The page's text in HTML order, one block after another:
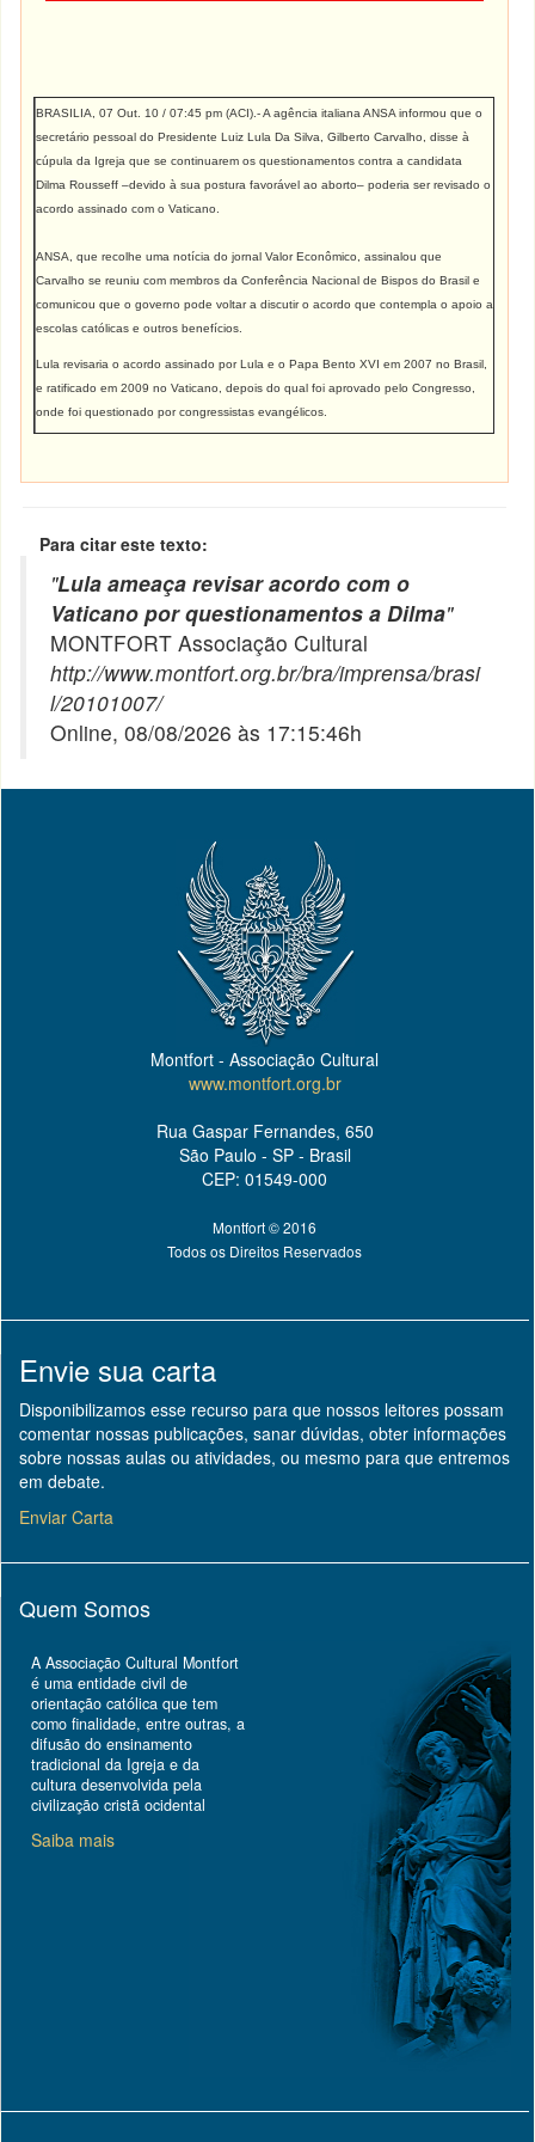
BRASILIA, 07 Out. 10 / 07:45 pm (ACI) .- A agência italiana ANSA informou que o
secretário pessoal do Presidente Luiz Lula Da Silva, Gilberto Carvalho, disse à
cúpula da Igreja que se continuarem os questionamentos contra a candidata
Dilma Rousseff –devido à sua postura favorável ao aborto– poderia ser revisado o
acordo assinado com o Vaticano.
ANSA, que recolhe uma notícia do jornal Valor Econômico, assinalou que
Carvalho se reuniu com membros da Conferência Nacional de Bispos do Brasil e
comunicou que o governo pode voltar a discutir o acordo que contempla o apoio a
escolas católicas e outros benefícios.
Lula revisaria o acordo assinado por Lula e o Papa Bento XVI em 2007 no Brasil,
e ratificado em 2009 no Vaticano, depois do qual foi aprovado pelo Congresso,
onde foi questionado por congressistas evangélicos.
Para citar este texto:
"Lula ameaça revisar acordo com o
Vaticano por questionamentos a Dilma"
MONTFORT Associação Cultural
http://www.montfort.org.br/bra/imprensa/brasi
l/20101007/
Online, 08/08/2026 às 17:15:46h
Montfort - Associação Cultural
www.montfort.org.br
Rua Gaspar Fernandes, 650
São Paulo - SP - Brasil
CEP: 01549-000
Montfort © 2016
Todos os Direitos Reservados
Envie sua carta
Disponibilizamos esse recurso para que nossos leitores possam
comentar nossas publicações, sanar dúvidas, obter informações
sobre nossas aulas ou atividades, ou mesmo para que entremos
em debate.
Enviar Carta
Quem Somos
A Associação Cultural Montfort
é uma entidade civil de
orientação católica que tem
como finalidade, entre outras, a
difusão do ensinamento
tradicional da Igreja e da
cultura desenvolvida pela
civilização cristã ocidental
Saiba mais